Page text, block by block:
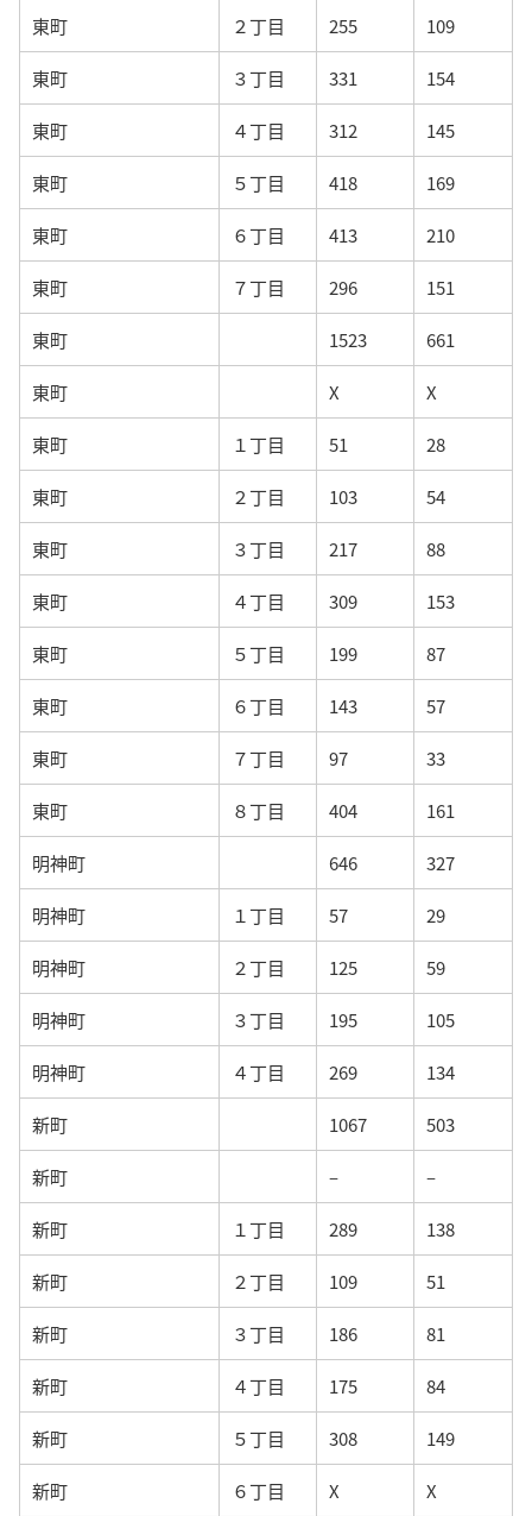
東町 ２丁目 255 109
東町 ３丁目 331 154
東町 ４丁目 312 145
東町 ５丁目 418 169
東町 ６丁目 413 210
東町 ７丁目 296 151
東町 1523 661
東町 X X
東町 １丁目 51 28
東町 ２丁目 103 54
東町 ３丁目 217 88
東町 ４丁目 309 153
東町 ５丁目 199 87
東町 ６丁目 143 57
東町 ７丁目 97 33
東町 ８丁目 404 161
明神町 646 327
明神町 １丁目 57 29
明神町 ２丁目 125 59
明神町 ３丁目 195 105
明神町 ４丁目 269 134
新町 1067 503
新町 – –
新町 １丁目 289 138
新町 ２丁目 109 51
新町 ３丁目 186 81
新町 ４丁目 175 84
新町 ５丁目 308 149
新町 ６丁目 X X